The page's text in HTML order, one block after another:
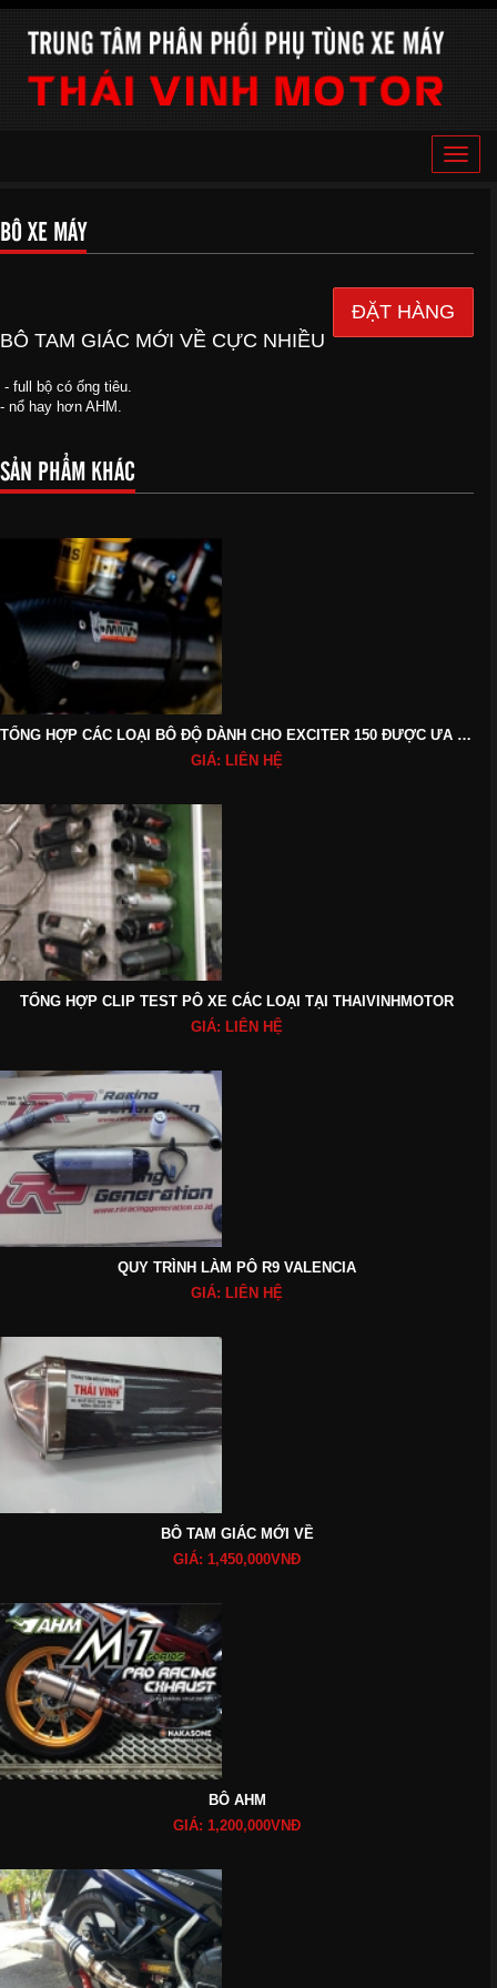
Toggle
BÔ XE MÁY
ĐẶT HÀNG
BÔ TAM GIÁC MỚI VỀ CỰC NHIỀU
- full bộ có ống tiêu.
- nổ hay hơn AHM.
SẢN PHẨM KHÁC
TỔNG HỢP CÁC LOẠI BÔ ĐỘ DÀNH CHO EXCITER 150 ĐƯỢC ƯA CHUỘNG HIỆN NAY
GIÁ: LIÊN HỆ
TỔNG HỢP CLIP TEST PÔ XE CÁC LOẠI TẠI THAIVINHMOTOR
GIÁ: LIÊN HỆ
QUY TRÌNH LÀM PÔ R9 VALENCIA
GIÁ: LIÊN HỆ
BÔ TAM GIÁC MỚI VỀ
GIÁ: 1,450,000VNĐ
BÔ AHM
GIÁ: 1,200,000VNĐ